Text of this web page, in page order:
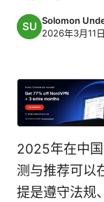
Solomon
2026年3月11日
2025年在中
测与推荐可以
提是遵守法规